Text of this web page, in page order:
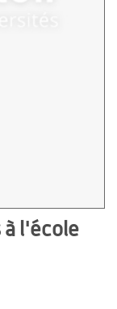
à l'école